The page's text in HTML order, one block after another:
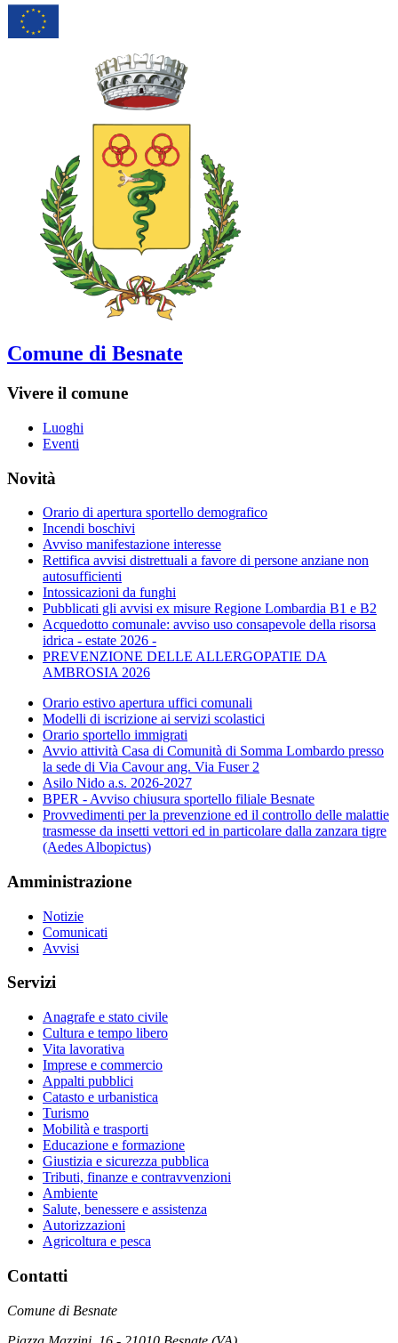
Comune di Besnate
Vivere il comune
Luoghi
Eventi
Novità
Orario di apertura sportello demografico
Incendi boschivi
Avviso manifestazione interesse
Rettifica avvisi distrettuali a favore di persone anziane non
autosufficienti
Intossicazioni da funghi
Pubblicati gli avvisi ex misure Regione Lombardia B1 e B2
Acquedotto comunale: avviso uso consapevole della risorsa
idrica - estate 2026 -
PREVENZIONE DELLE ALLERGOPATIE DA
AMBROSIA 2026
Orario estivo apertura uffici comunali
Modelli di iscrizione ai servizi scolastici
Orario sportello immigrati
Avvio attività Casa di Comunità di Somma Lombardo presso
la sede di Via Cavour ang. Via Fuser 2
Asilo Nido a.s. 2026-2027
BPER - Avviso chiusura sportello filiale Besnate
Provvedimenti per la prevenzione ed il controllo delle malattie
trasmesse da insetti vettori ed in particolare dalla zanzara tigre
(Aedes Albopictus)
Amministrazione
Notizie
Comunicati
Avvisi
Servizi
Anagrafe e stato civile
Cultura e tempo libero
Vita lavorativa
Imprese e commercio
Appalti pubblici
Catasto e urbanistica
Turismo
Mobilità e trasporti
Educazione e formazione
Giustizia e sicurezza pubblica
Tributi, finanze e contravvenzioni
Ambiente
Salute, benessere e assistenza
Autorizzazioni
Agricoltura e pesca
Contatti
Comune di Besnate